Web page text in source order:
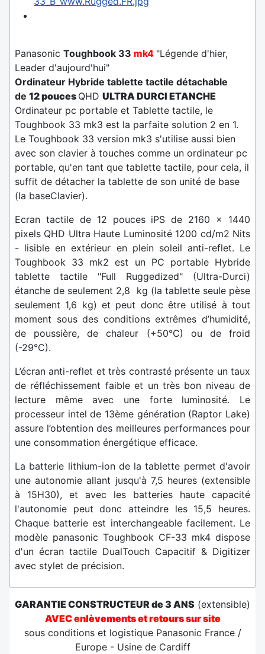
Panasonic Toughbook 33 mk4 "Légende d'hier,
Leader d'aujourd'hui"
Ordinateur Hybride tablette tactile détachable
de 12 pouces QHD ULTRA DURCI ETANCHE
Ordinateur pc portable et Tablette tactile, le
Toughbook 33 mk3 est la parfaite solution 2 en 1.
Le Toughbook 33 version mk3 s'utilise aussi bien
avec son clavier à touches comme un ordinateur pc
portable, qu'en tant que tablette tactile, pour cela, il
suffit de détacher la tablette de son unité de base
(la baseClavier).
Ecran tactile de 12 pouces iPS de 2160 x 1440
pixels QHD Ultra Haute Luminosité 1200 cd/m2 Nits
- lisible en extérieur en plein soleil anti-reflet. Le
Toughbook 33 mk2 est un PC portable Hybride
tablette tactile "Full Ruggedized" (Ultra-Durci)
étanche de seulement 2,8 kg (la tablette seule pèse
seulement 1,6 kg) et peut donc être utilisé à tout
moment sous des conditions extrêmes d’humidité,
de poussière, de chaleur (+50°C) ou de froid
(-29°C).
L’écran anti-reflet et très contrasté présente un taux
de réfléchissement faible et un très bon niveau de
lecture même avec une forte luminosité. Le
processeur intel de 13ème génération (Raptor Lake)
assure l’obtention des meilleures performances pour
une consommation énergétique efficace.
La batterie lithium-ion de la tablette permet d'avoir
une autonomie allant jusqu'à 7,5 heures (extensible
à 15H30), et avec les batteries haute capacité
l'autonomie peut donc atteindre les 15,5 heures.
Chaque batterie est interchangeable facilement. Le
modèle panasonic Toughbook CF-33 mk4 dispose
d'un écran tactile DualTouch Capacitif & Digitizer
avec stylet de précision.
GARANTIE CONSTRUCTEUR de 3 ANS (extensible)
AVEC enlèvements et retours sur site
sous conditions et logistique Panasonic France /
Europe - Usine de Cardiff